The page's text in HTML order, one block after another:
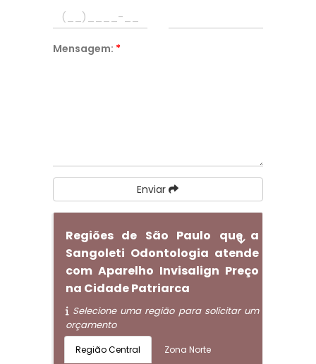
Mensagem: *
Enviar
Regiões de São Paulo que a
Sangoleti Odontologia atende
com Aparelho Invisalign Preço
na Cidade Patriarca
Selecione uma região para solicitar um
orçamento
Região Central Zona Norte